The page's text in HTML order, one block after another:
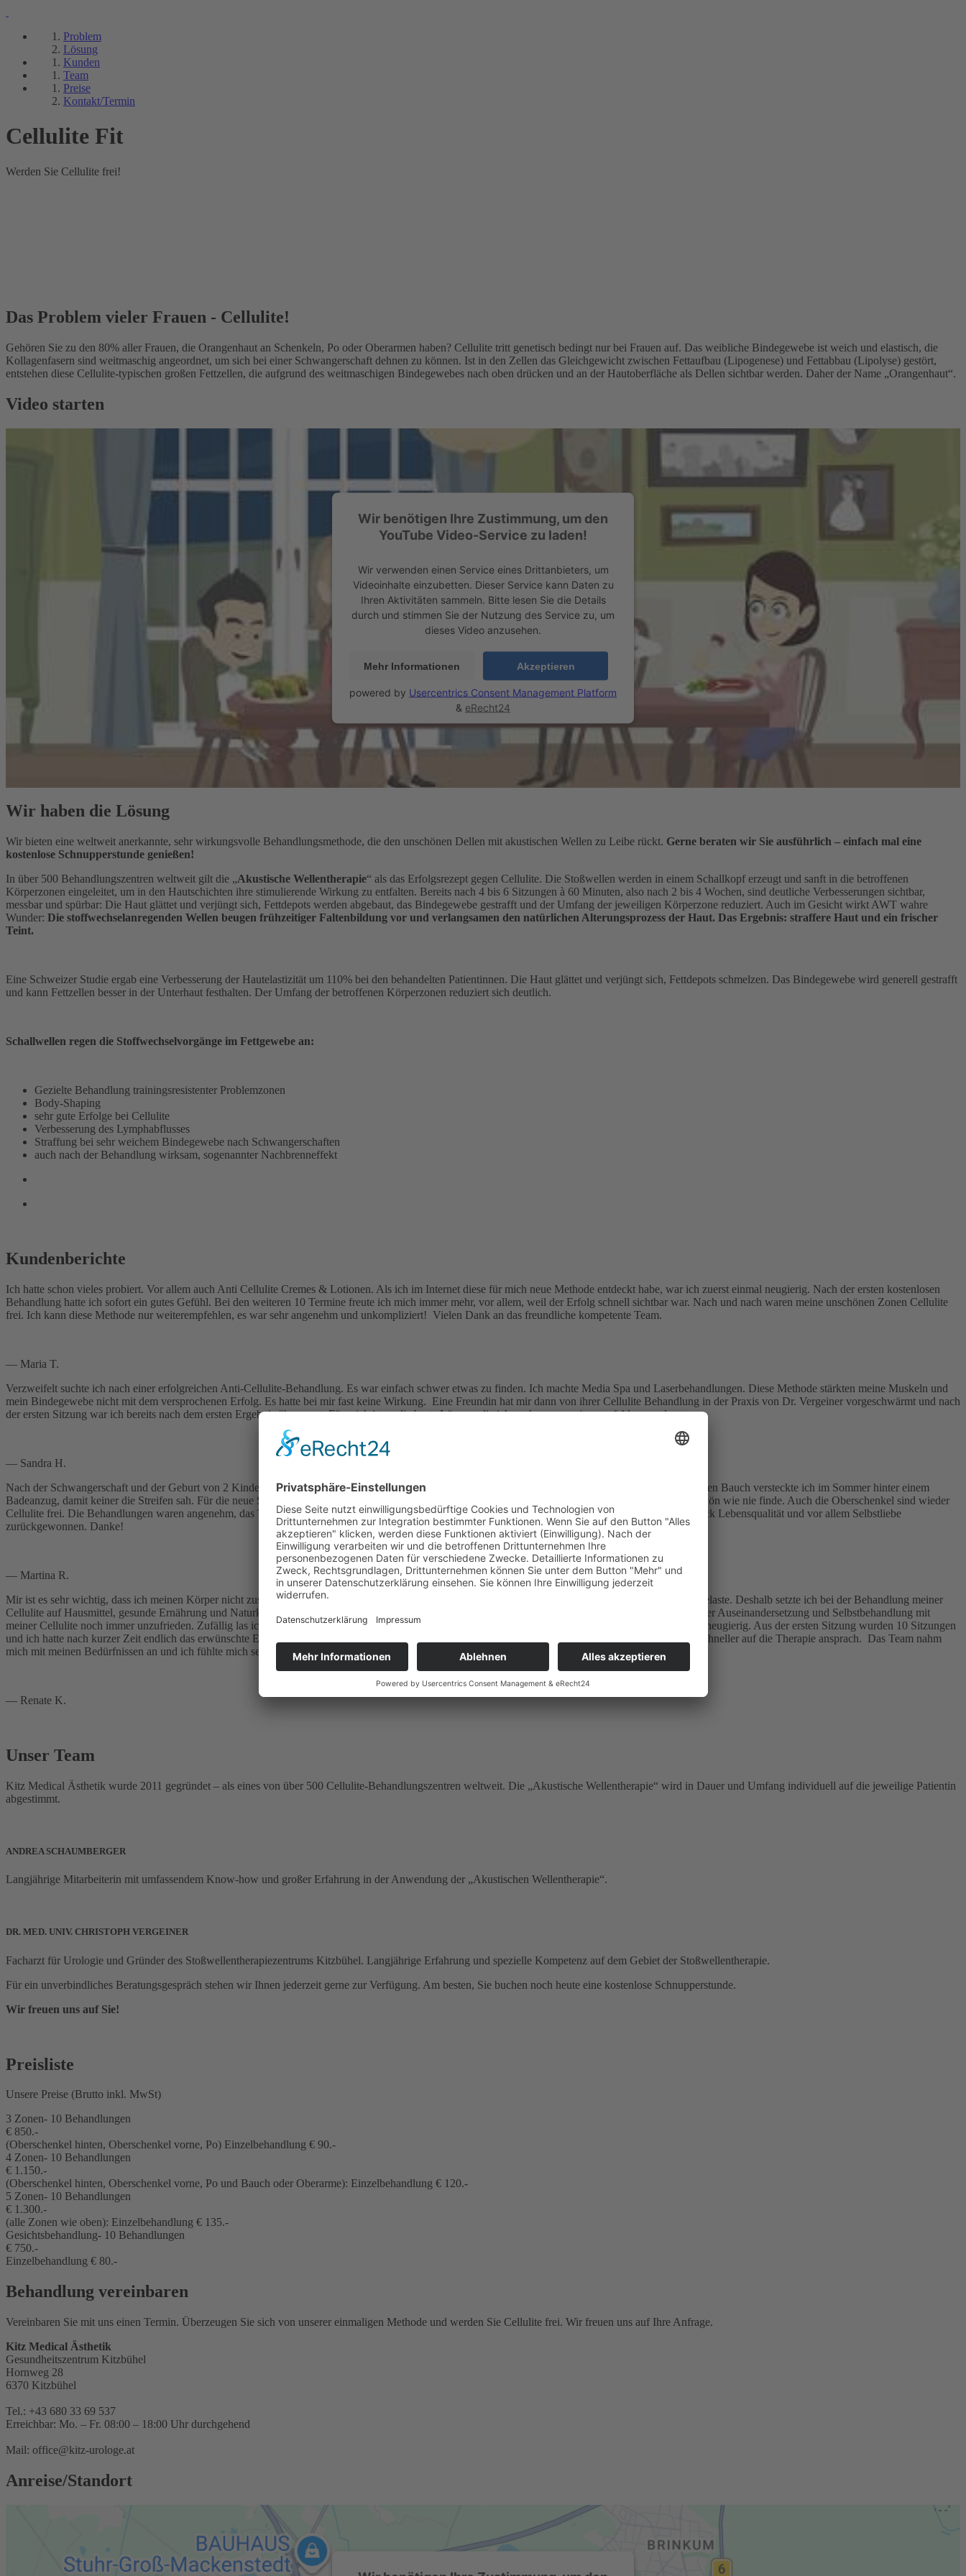
Problem
Lösung
Kunden
Team
Preise
Kontakt/Termin
Cellulite Fit
Werden Sie Cellulite frei!
Das Problem vieler Frauen - Cellulite!
Gehören Sie zu den 80% aller Frauen, die Orangenhaut an Schenkeln, Po oder Oberarmen haben? Cellulite tritt genetisch bedingt nur bei Frauen auf. Das weibliche Bindegewebe ist weich und elastisch, die
Kollagenfasern sind weitmaschig angeordnet, um sich bei einer Schwangerschaft dehnen zu können. Ist in den Zellen das Gleichgewicht zwischen Fettaufbau (Lipogenese) und Fettabbau (Lipolyse) gestört,
entstehen diese Cellulite-typischen großen Fettzellen, die aufgrund des weitmaschigen Bindegewebes nach oben drücken und an der Hautoberfläche als Dellen sichtbar werden. Daher der Name „Orangenhaut“.
Video starten
Wir benötigen Ihre Zustimmung, um den
YouTube Video-Service zu laden!
Wir verwenden einen Service eines Drittanbieters, um
Videoinhalte einzubetten. Dieser Service kann Daten zu
Ihren Aktivitäten sammeln. Bitte lesen Sie die Details
durch und stimmen Sie der Nutzung des Service zu, um
dieses Video anzusehen.
Mehr Informationen Akzeptieren
powered by Usercentrics Consent Management Platform
& eRecht24
Wir haben die Lösung
Wir bieten eine weltweit anerkannte, sehr wirkungsvolle Behandlungsmethode, die den unschönen Dellen mit akustischen Wellen zu Leibe rückt. Gerne beraten wir Sie ausführlich – einfach mal eine
kostenlose Schnupperstunde genießen!
In über 500 Behandlungszentren weltweit gilt die „Akustische Wellentherapie“ als das Erfolgsrezept gegen Cellulite. Die Stoßwellen werden in einem Schallkopf erzeugt und sanft in die betroffenen
Körperzonen eingeleitet, um in den Hautschichten ihre stimulierende Wirkung zu entfalten. Bereits nach 4 bis 6 Sitzungen à 60 Minuten, also nach 2 bis 4 Wochen, sind deutliche Verbesserungen sichtbar,
messbar und spürbar: Die Haut glättet und verjüngt sich, Fettdepots werden abgebaut, das Bindegewebe gestrafft und der Umfang der jeweiligen Körperzone reduziert. Auch im Gesicht wirkt AWT wahre
Wunder: Die stoffwechselanregenden Wellen beugen frühzeitiger Faltenbildung vor und verlangsamen den natürlichen Alterungsprozess der Haut. Das Ergebnis: straffere Haut und ein frischer
Teint.
Eine Schweizer Studie ergab eine Verbesserung der Hautelastizität um 110% bei den behandelten Patientinnen. Die Haut glättet und verjüngt sich, Fettdepots schmelzen. Das Bindegewebe wird generell gestrafft
und kann Fettzellen besser in der Unterhaut festhalten. Der Umfang der betroffenen Körperzonen reduziert sich deutlich.
Schallwellen regen die Stoffwechselvorgänge im Fettgewebe an:
Gezielte Behandlung trainingsresistenter Problemzonen
Body-Shaping
sehr gute Erfolge bei Cellulite
Verbesserung des Lymphabflusses
Straffung bei sehr weichem Bindegewebe nach Schwangerschaften
auch nach der Behandlung wirksam, sogenannter Nachbrenneffekt
Kundenberichte
Ich hatte schon vieles probiert. Vor allem auch Anti Cellulite Cremes & Lotionen. Als ich im Internet diese für mich neue Methode entdeckt habe, war ich zuerst einmal neugierig. Nach der ersten kostenlosen
Behandlung hatte ich sofort ein gutes Gefühl. Bei den weiteren 10 Termine freute ich mich immer mehr, vor allem, weil der Erfolg schnell sichtbar war. Nach und nach waren meine unschönen Zonen Cellulite
frei. Ich kann diese Methode nur weiterempfehlen, es war sehr angenehm und unkompliziert! Vielen Dank an das freundliche kompetente Team.
— Maria T.
Verzweifelt suchte ich nach einer erfolgreichen Anti-Cellulite-Behandlung. Es war einfach schwer etwas zu finden. Ich machte Media Spa und Laserbehandlungen. Diese Methode stärkten meine Muskeln und
mein Bindegewebe nicht mit dem versprochenen Erfolg. Es hatte bei mir fast keine Wirkung. Eine Freundin hat mir dann von ihrer Cellulite Behandlung in der Praxis von Dr. Vergeiner vorgeschwärmt und nach
der ersten Sitzung war ich bereits nach dem ersten Ergebnis überzeugt. Für mich ist es die beste Lösung, die ich auch gerne weiterempfehlen werden.
— Sandra H.
Nach der Schwangerschaft und der Geburt von 2 Kindern war ich mit meiner Cellulite an den Oberschenkeln und am Bauch sehr unzufrieden. Vor allem den Bauch versteckte ich im Sommer hinter einem
Badeanzug, damit keiner die Streifen sah. Für die neue Saison habe ich nun endlich einen neuen Bikini kaufen können, da ich meinen Bauch wieder so schön wie nie finde. Auch die Oberschenkel sind wieder
Cellulite frei. Die Behandlungen waren angenehm, das Team war mit der Terminvergabe sehr zuvorkommend und ich habe mit dieser Behandlung ein Stück Lebensqualität und vor allem Selbstliebe
zurückgewonnen. Danke!
— Martina R.
Mir ist es sehr wichtig, dass ich meinen Körper nicht zusätzlich mit künstlichen Inhaltsstoffen, wie sie in Cremen, Duschbad und Lotionen enthalten sind belaste. Deshalb setzte ich bei der Behandlung meiner
Cellulite auf Hausmittel, gesunde Ernährung und Naturkosmetik. Diese brachten aber nur bedingt Erfolg und ich fühlte mich nach über einem Jahr intensiver Auseinandersetzung und Selbstbehandlung mit
meiner Cellulite noch immer unzufrieden. Zufällig las ich in einem Flyer von der kostenlosen Schnupperstunde mit der Stosswellentherapie und ich wurde neugierig. Aus der ersten Sitzung wurden 10 Sitzungen
und ich hatte nach kurzer Zeit endlich das erwünschte Ergebnis. Meine Bemühungen im Jahr zuvor waren auch nicht komplett umsonst, da mein Körper schneller auf die Therapie ansprach. Das Team nahm
mich mit meinen Bedürfnissen an und ich fühlte mich sehr wohl.
— Renate K.
Unser Team
Kitz Medical Ästhetik wurde 2011 gegründet – als eines von über 500 Cellulite-Behandlungszentren weltweit. Die „Akustische Wellentherapie“ wird in Dauer und Umfang individuell auf die jeweilige Patientin
abgestimmt.
ANDREA SCHAUMBERGER
Langjährige Mitarbeiterin mit umfassendem Know-how und großer Erfahrung in der Anwendung der „Akustischen Wellentherapie“.
DR. MED. UNIV. CHRISTOPH VERGEINER
Facharzt für Urologie und Gründer des Stoßwellentherapiezentrums Kitzbühel. Langjährige Erfahrung und spezielle Kompetenz auf dem Gebiet der Stoßwellentherapie.
Für ein unverbindliches Beratungsgespräch stehen wir Ihnen jederzeit gerne zur Verfügung. Am besten, Sie buchen noch heute eine kostenlose Schnupperstunde.
Wir freuen uns auf Sie!
Preisliste
Unsere Preise (Brutto inkl. MwSt)
3 Zonen- 10 Behandlungen
€ 850.-
(Oberschenkel hinten, Oberschenkel vorne, Po) Einzelbehandlung € 90.-
4 Zonen- 10 Behandlungen
€ 1.150.-
(Oberschenkel hinten, Oberschenkel vorne, Po und Bauch oder Oberarme): Einzelbehandlung € 120.-
5 Zonen- 10 Behandlungen
€ 1.300.-
(alle Zonen wie oben): Einzelbehandlung € 135.-
Gesichtsbehandlung- 10 Behandlungen
€ 750.-
Einzelbehandlung € 80.-
Behandlung vereinbaren
Vereinbaren Sie mit uns einen Termin. Überzeugen Sie sich von unserer einmaligen Methode und werden Sie Cellulite frei. Wir freuen uns auf Ihre Anfrage.
Kitz Medical Ästhetik
Gesundheitszentrum Kitzbühel
Hornweg 28
6370 Kitzbühel
Tel.: +43 680 33 69 537
Erreichbar: Mo. – Fr. 08:00 – 18:00 Uhr durchgehend
Mail: office@kitz-urologe.at
Anreise/Standort